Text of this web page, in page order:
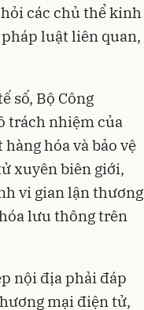
các chủ thể kinh
luật liên quan,
số, Bộ Công
trách nhiệm của
hóa và bảo vệ
xuyên biên giới,
vi gian lận thương
lưu thông trên
nội địa phải đáp
mại điện tử,